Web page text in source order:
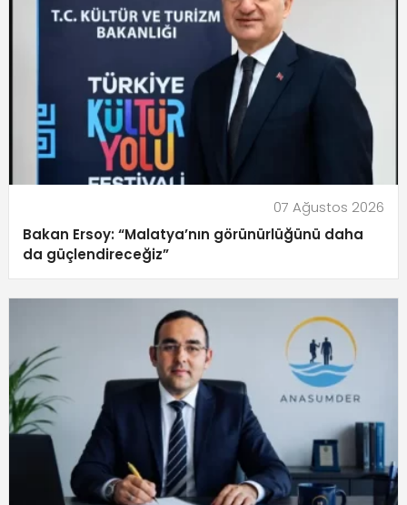
07 Ağustos 2026
Bakan Ersoy: “Malatya’nın görünürlüğünü daha
da güçlendireceğiz”